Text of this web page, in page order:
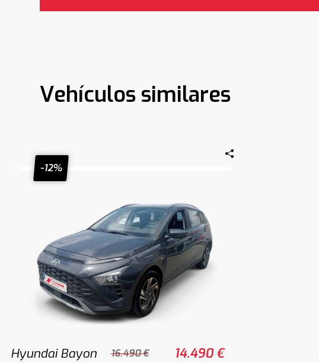
Vehículos similares
-12%
Hyundai Bayon 16.490 € 14.490 €